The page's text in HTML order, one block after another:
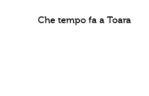
Che tempo fa a Toara